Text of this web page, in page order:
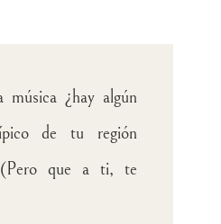
¿hay algún
de tu región
(Pero que a ti, te